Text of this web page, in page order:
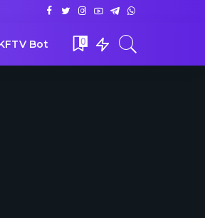
Bot 0